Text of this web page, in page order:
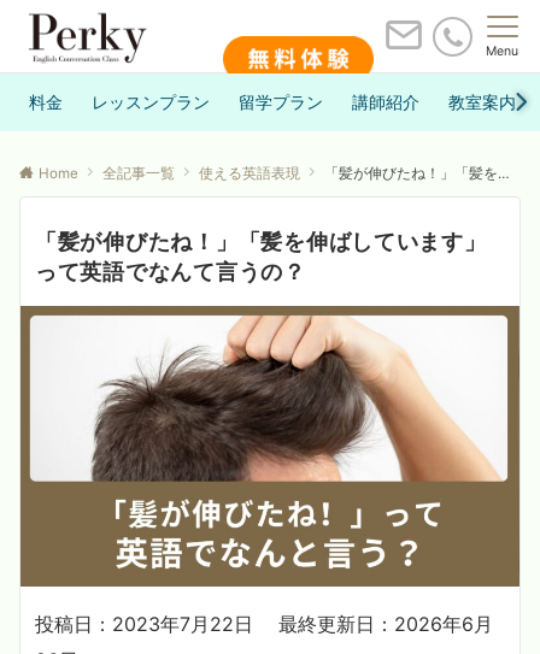
Menu
料金 レッスンプラン 留学プラン 講師紹介 教室案内
Home 全記事一覧 使える英語表現 「髪が伸びたね！」「髪を伸ばしています」って英語でなんて言うの？
「髪が伸びたね！」「髪を伸ばしています」
って英語でなんて言うの？
投稿日：2023年7月22日
最終更新日：2026年6月